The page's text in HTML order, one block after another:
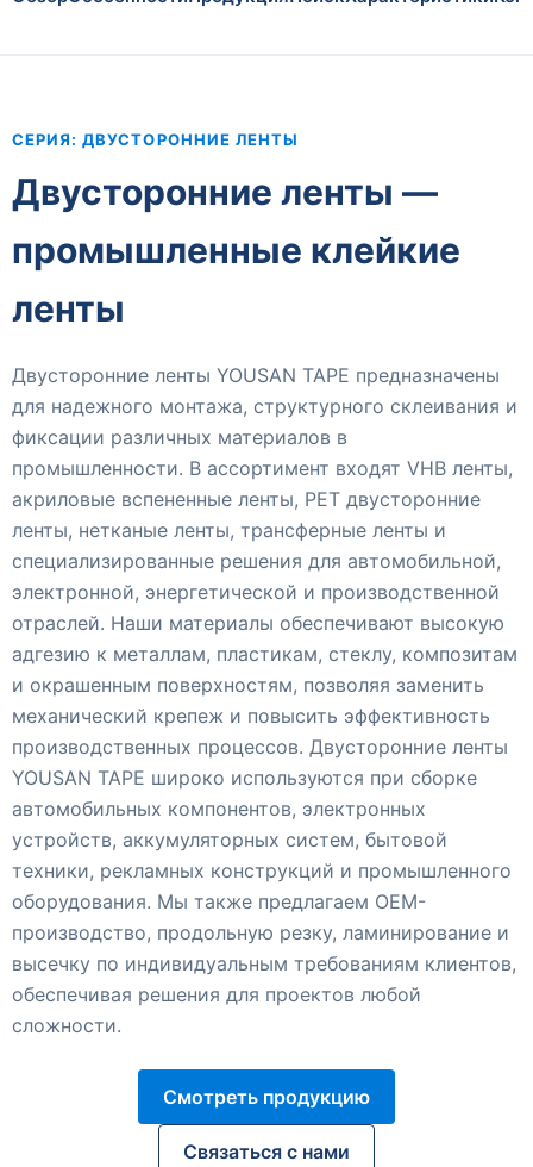
СЕРИЯ: ДВУСТОРОННИЕ ЛЕНТЫ
Двусторонние ленты —
промышленные клейкие
ленты
Двусторонние ленты YOUSAN TAPE предназначены
для надежного монтажа, структурного склеивания и
фиксации различных материалов в
промышленности. В ассортимент входят VHB ленты,
акриловые вспененные ленты, PET двусторонние
ленты, нетканые ленты, трансферные ленты и
специализированные решения для автомобильной,
электронной, энергетической и производственной
отраслей. Наши материалы обеспечивают высокую
адгезию к металлам, пластикам, стеклу, композитам
и окрашенным поверхностям, позволяя заменить
механический крепеж и повысить эффективность
производственных процессов. Двусторонние ленты
YOUSAN TAPE широко используются при сборке
автомобильных компонентов, электронных
устройств, аккумуляторных систем, бытовой
техники, рекламных конструкций и промышленного
оборудования. Мы также предлагаем OEM-
производство, продольную резку, ламинирование и
высечку по индивидуальным требованиям клиентов,
обеспечивая решения для проектов любой
сложности.
Смотреть продукцию
Связаться с нами